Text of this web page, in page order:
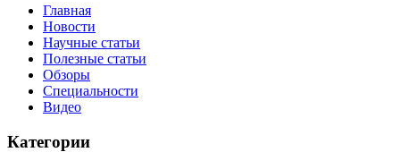
Главная
Новости
Научные статьи
Полезные статьи
Обзоры
Специальности
Видео
Категории